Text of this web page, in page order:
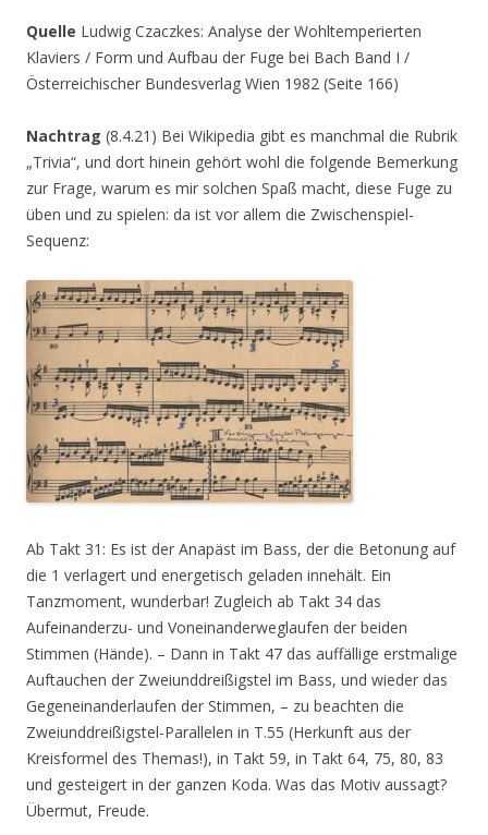
Quelle Ludwig Czaczkes: Analyse der Wohltemperierten
Klaviers / Form und Aufbau der Fuge bei Bach Band I /
Österreichischer Bundesverlag Wien 1982 (Seite 166)
Nachtrag (8.4.21) Bei Wikipedia gibt es manchmal die Rubrik
„Trivia“, und dort hinein gehört wohl die folgende Bemerkung
zur Frage, warum es mir solchen Spaß macht, diese Fuge zu
üben und zu spielen: da ist vor allem die Zwischenspiel-
Sequenz:
Ab Takt 31: Es ist der Anapäst im Bass, der die Betonung auf
die 1 verlagert und energetisch geladen innehält. Ein
Tanzmoment, wunderbar! Zugleich ab Takt 34 das
Aufeinanderzu- und Voneinanderweglaufen der beiden
Stimmen (Hände). – Dann in Takt 47 das auffällige erstmalige
Auftauchen der Zweiunddreißigstel im Bass, und wieder das
Gegeneinanderlaufen der Stimmen, – zu beachten die
Zweiunddreißigstel-Parallelen in T.55 (Herkunft aus der
Kreisformel des Themas!), in Takt 59, in Takt 64, 75, 80, 83
und gesteigert in der ganzen Koda. Was das Motiv aussagt?
Übermut, Freude.